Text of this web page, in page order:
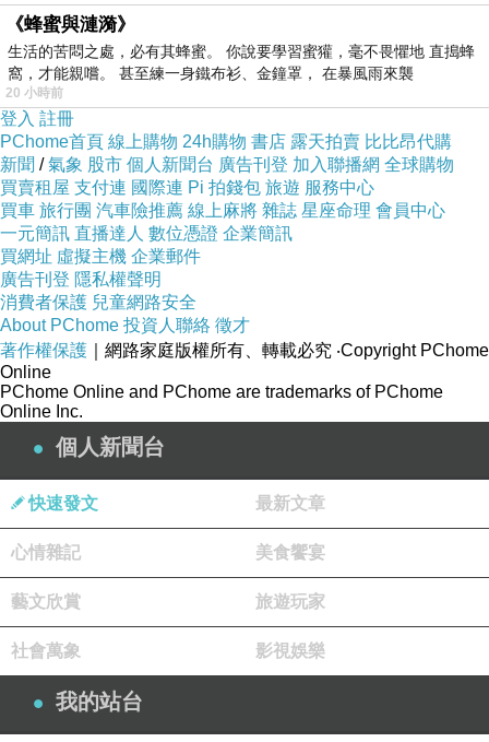
《蜂蜜與漣漪》
生活的苦悶之處，必有其蜂蜜。 你說要學習蜜獾，毫不畏懼地 直搗蜂
窩，才能親嚐。 甚至練一身鐵布衫、金鐘罩， 在暴風雨來襲
20 小時前
登入 註冊
PChome首頁 線上購物 24h購物 書店 露天拍賣 比比昂代購
新聞 /氣象 股市 個人新聞台 廣告刊登 加入聯播網 全球購物
買賣租屋 支付連 國際連 Pi 拍錢包 旅遊 服務中心
買車 旅行團 汽車險推薦 線上麻將 雜誌 星座命理 會員中心
一元簡訊 直播達人 數位憑證 企業簡訊
買網址 虛擬主機 企業郵件
廣告刊登 隱私權聲明
消費者保護 兒童網路安全
About PChome 投資人聯絡 徵才
著作權保護 ｜網路家庭版權所有、轉載必究 ‧Copyright PChome
Online
PChome Online and PChome are trademarks of PChome
Online Inc.
個人新聞台
快速發文 最新文章
心情雜記 美食饗宴
藝文欣賞 旅遊玩家
社會萬象 影視娛樂
我的站台